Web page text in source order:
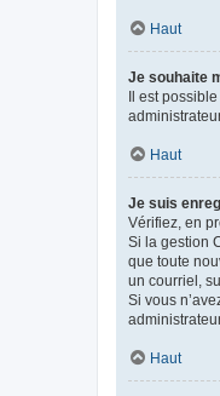
Haut
Je souhaite
Il est
Haut
Je suis
Vérifiez, en
Si la gestion
que toute
un courriel,
Si vous
Haut